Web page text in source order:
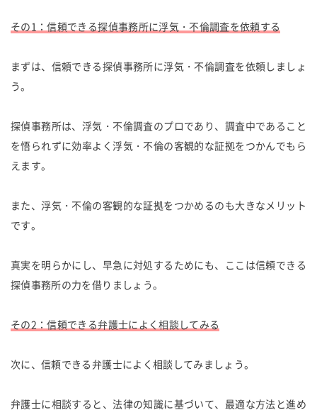
その1：信頼できる探偵事務所に浮気・不倫調査を依頼する
まずは、信頼できる探偵事務所に浮気・不倫調査を依頼しましょ
う。
探偵事務所は、浮気・不倫調査のプロであり、調査中であること
を悟られずに効率よく浮気・不倫の客観的な証拠をつかんでもら
えます。
また、浮気・不倫の客観的な証拠をつかめるのも大きなメリット
です。
真実を明らかにし、早急に対処するためにも、ここは信頼できる
探偵事務所の力を借りましょう。
その2：信頼できる弁護士によく相談してみる
次に、信頼できる弁護士によく相談してみましょう。
弁護士に相談すると、法律の知識に基づいて、最適な方法と進め